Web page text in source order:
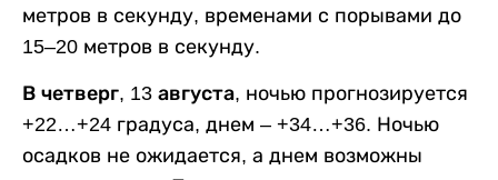
метров в секунду, временами с порывами до
15–20 метров в секунду.
В четверг, 13 августа, ночью прогнозируется
+22…+24 градуса, днем – +34…+36. Ночью
осадков не ожидается, а днем возможны